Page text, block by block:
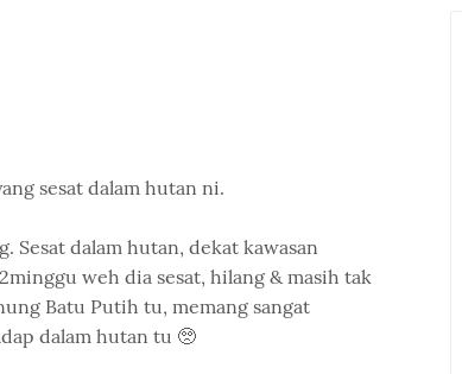
sesat dalam hutan ni.
Sesat dalam hutan, dekat kawasan
weh dia sesat, hilang & masih tak
Batu Putih tu, memang sangat
dalam hutan tu 🥺